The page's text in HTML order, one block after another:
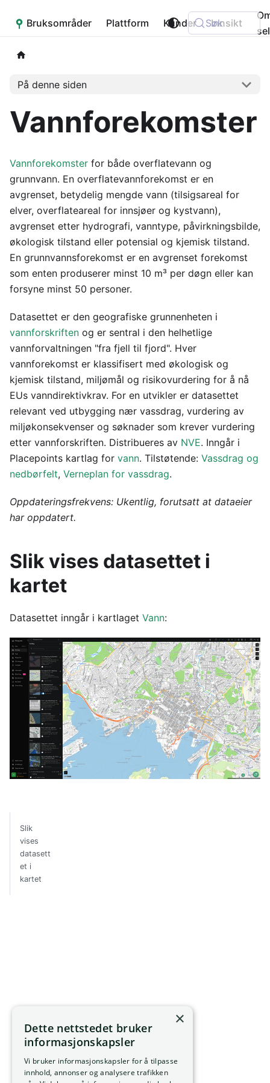
Placepoint
Bruksområder Plattform Kunder Innsikt
Søk
På denne siden
Vannforekomster
Vannforekomster for både overflatevann og
grunnvann. En overflatevannforekomst er en
avgrenset, betydelig mengde vann (tilsigsareal for
elver, overflateareal for innsjøer og kystvann),
avgrenset etter hydrografi, vanntype, påvirkningsbilde,
økologisk tilstand eller potensial og kjemisk tilstand.
En grunnvannsforekomst er en avgrenset forekomst
som enten produserer minst 10 m³ per døgn eller kan
forsyne minst 50 personer.
Datasettet er den geografiske grunnenheten i
vannforskriften og er sentral i den helhetlige
vannforvaltningen "fra fjell til fjord". Hver
vannforekomst er klassifisert med økologisk og
kjemisk tilstand, miljømål og risikovurdering for å nå
EUs vanndirektivkrav. For en utvikler er datasettet
relevant ved utbygging nær vassdrag, vurdering av
miljøkonsekvenser og søknader som krever vurdering
etter vannforskriften. Distribueres av NVE. Inngår i
Placepoints kartlag for vann. Tilstøtende: Vassdrag og
nedbørfelt, Verneplan for vassdrag.
Oppdateringsfrekvens: Ukentlig, forutsatt at dataeier
har oppdatert.
Slik vises datasettet i
kartet
Datasettet inngår i kartlaget Vann:
Slik
vises
datasett
et i
kartet
×
Dette nettstedet bruker
informasjonskapsler
Vi bruker informasjonskapsler for å tilpasse
innhold, annonser og analysere trafikken